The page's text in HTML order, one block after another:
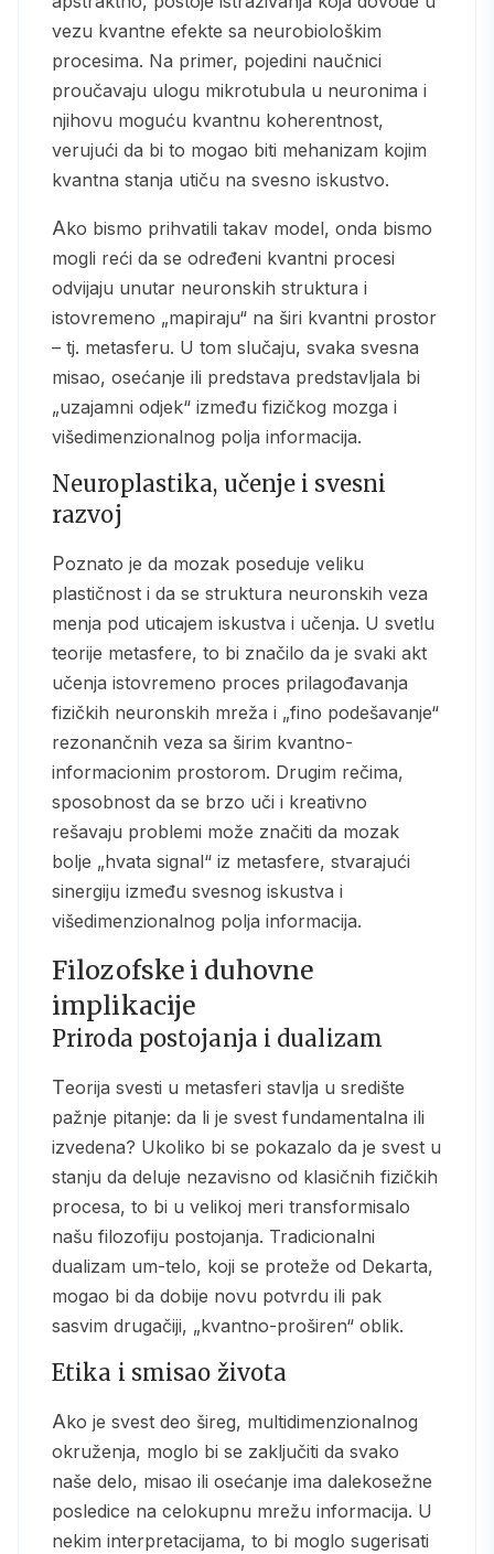
vezu kvantne efekte sa neurobiološkim
procesima. Na primer, pojedini naučnici
proučavaju ulogu mikrotubula u neuronima i
njihovu moguću kvantnu koherentnost,
verujući da bi to mogao biti mehanizam kojim
kvantna stanja utiču na svesno iskustvo.
Ako bismo prihvatili takav model, onda bismo
mogli reći da se određeni kvantni procesi
odvijaju unutar neuronskih struktura i
istovremeno „mapiraju“ na širi kvantni prostor
– tj. metasferu. U tom slučaju, svaka svesna
misao, osećanje ili predstava predstavljala bi
„uzajamni odjek“ između fizičkog mozga i
višedimenzionalnog polja informacija.
Neuroplastika, učenje i svesni
razvoj
Poznato je da mozak poseduje veliku
plastičnost i da se struktura neuronskih veza
menja pod uticajem iskustva i učenja. U svetlu
teorije metasfere, to bi značilo da je svaki akt
učenja istovremeno proces prilagođavanja
fizičkih neuronskih mreža i „fino podešavanje“
rezonančnih veza sa širim kvantno-
informacionim prostorom. Drugim rečima,
sposobnost da se brzo uči i kreativno
rešavaju problemi može značiti da mozak
bolje „hvata signal“ iz metasfere, stvarajući
sinergiju između svesnog iskustva i
višedimenzionalnog polja informacija.
Filozofske i duhovne
implikacije
Priroda postojanja i dualizam
Teorija svesti u metasferi stavlja u središte
pažnje pitanje: da li je svest fundamentalna ili
izvedena? Ukoliko bi se pokazalo da je svest u
stanju da deluje nezavisno od klasičnih fizičkih
procesa, to bi u velikoj meri transformisalo
našu filozofiju postojanja. Tradicionalni
dualizam um-telo, koji se proteže od Dekarta,
mogao bi da dobije novu potvrdu ili pak
sasvim drugačiji, „kvantno-proširen“ oblik.
Etika i smisao života
Ako je svest deo šireg, multidimenzionalnog
okruženja, moglo bi se zaključiti da svako
naše delo, misao ili osećanje ima dalekosežne
posledice na celokupnu mrežu informacija. U
nekim interpretacijama, to bi moglo sugerisati